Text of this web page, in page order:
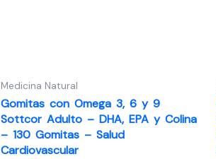
Medicina Natural
Gomitas con Omega 3, 6 y 9
Sottcor Adulto – DHA, EPA y Colina
– 130 Gomitas – Salud
Cardiovascular